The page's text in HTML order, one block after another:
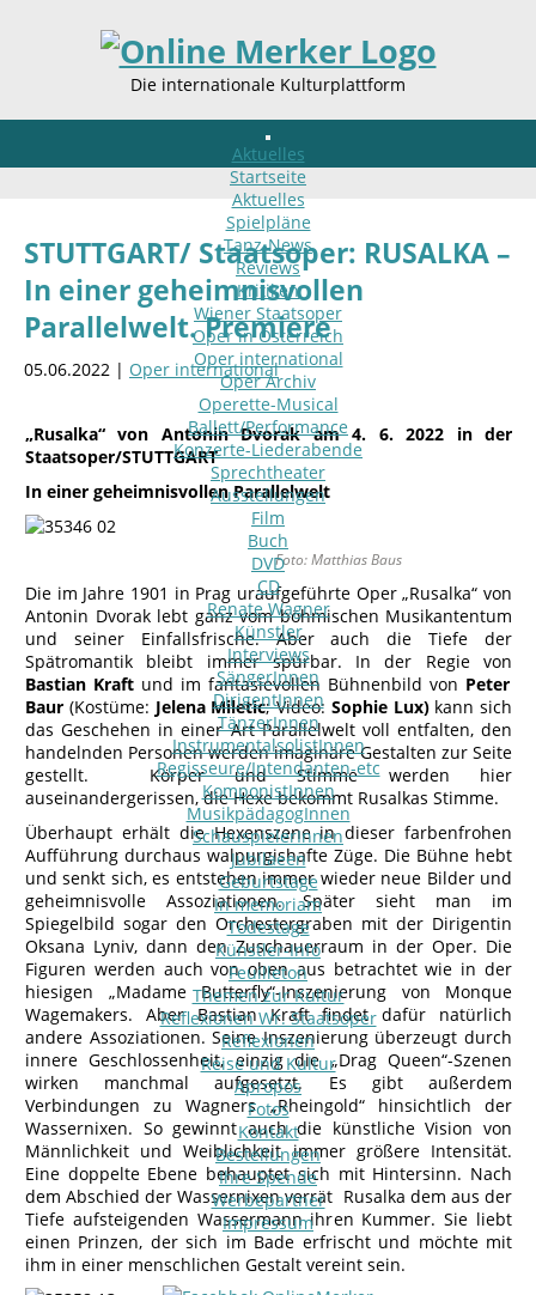
Die internationale Kulturplattform
Aktuelles
Startseite
Aktuelles
Spielpläne
Tanz-News
Reviews
Kritiken
Wiener Staatsoper
Oper in Österreich
Oper international
Oper Archiv
Operette-Musical
Ballett/Performance
Konzerte-Liederabende
Sprechtheater
Ausstellungen
Film
Buch
DVD
CD
Renate Wagner
Künstler
Interviews
SängerInnen
DirigentInnen
TänzerInnen
InstrumentalsolistInnen
Regisseure/Intendanten-etc
KomponistInnen
MusikpädagogInnen
SchauspielerInnen
Jubilaeen
Geburtstage
In memoriam
Todestage
Künstler-Info
Feuilleton
Themen zur Kultur
Reflexionen Wr. Staatsoper
Reflexionen
Reise und Kultur
Apropos
Fotos
Kontakt
Bestellungen
Ihre Spende
Werbepartner
Impressum
STUTTGART/ Staatsoper: RUSALKA –
In einer geheimnisvollen
Parallelwelt. Premiere
05.06.2022 | Oper international
„Rusalka“ von Antonin Dvorak am 4. 6. 2022 in der
Staatsoper/STUTTGART
In einer geheimnisvollen Parallelwelt
Foto: Matthias Baus
Die im Jahre 1901 in Prag uraufgeführte Oper „Rusalka“ von
Antonin Dvorak lebt ganz vom böhmischen Musikantentum
und seiner Einfallsfrische. Aber auch die Tiefe der
Spätromantik bleibt immer spürbar. In der Regie von
Bastian Kraft und im fantasievollen Bühnenbild von Peter
Baur (Kostüme: Jelena Miletic; Video: Sophie Lux)kann sich
das Geschehen in einer Art Parallelwelt voll entfalten, den
handelnden Personen werden imaginäre Gestalten zur Seite
gestellt. Körper und Stimme werden hier
auseinandergerissen, die Hexe bekommt Rusalkas Stimme.
Überhaupt erhält die Hexenszene in dieser farbenfrohen
Aufführung durchaus walpurgishafte Züge. Die Bühne hebt
und senkt sich, es entstehen immer wieder neue Bilder und
geheimnisvolle Assoziationen. Später sieht man im
Spiegelbild sogar den Orchestergraben mit der Dirigentin
Oksana Lyniv, dann den Zuschauerraum in der Oper. Die
Figuren werden auch von oben aus betrachtet wie in der
hiesigen „Madame Butterfly“-Inszenierung von Monque
Wagemakers. Aber Bastian Kraft findet dafür natürlich
andere Assoziationen. Seine Inszenierung überzeugt durch
innere Geschlossenheit, einzig die „Drag Queen“-Szenen
wirken manchmal aufgesetzt. Es gibt außerdem
Verbindungen zu Wagners „Rheingold“ hinsichtlich der
Wassernixen. So gewinnt auch die künstliche Vision von
Männlichkeit und Weiblichkeit immer größere Intensität.
Eine doppelte Ebene behauptet sich mit Hintersinn. Nach
dem Abschied der Wassernixen verrät Rusalka dem aus der
Tiefe aufsteigenden Wassermann ihren Kummer. Sie liebt
einen Prinzen, der sich im Bade erfrischt und möchte mit
ihm in einer menschlichen Gestalt vereint sein.